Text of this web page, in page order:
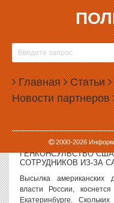
Главная Статьи
Новости партнеров
2000-2026
31.07.2017, 17:52
РЕКТОР ГОРНОГО
ОТСТАВКУ
Ректор Уральского
Николай Косарев
оно пока не
министерство
31.07.2017, 17:19
ГЕНКОНСУЛЬСТВО
СОТРУДНИКОВ ИЗ-ЗА
Высылка американских
власти России,
Екатеринбурге.